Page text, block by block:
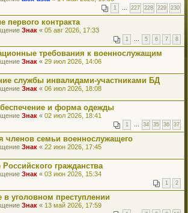
1 … 227 228 229 230
первого контракта
Знак « 05 авг 2026, 17:33
1 … 5 6 7 8
требования к военнослужащим
Знак « 29 июл 2026, 14:06
службы инвалидами-участниками БД
Знак « 06 июл 2026, 18:08
и форма одежды
Знак « 02 июл 2026, 18:41
1 … 34 35 36 37
членов семьи военнослужащего
Знак « 22 июн 2026, 17:45
гражданства
Знак « 03 июн 2026, 15:34
1 2
в уголовном преступлении
Знак « 13 май 2026, 17:59